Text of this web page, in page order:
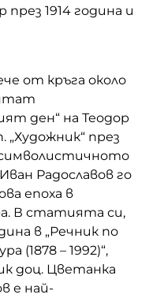
1914 година и
от кръга около
ден“ на Теодор
„Художник“ през
символистичното
Радославов го
епоха в
В статията си,
в „Речник по
(1878 – 1992)“,
доц. Цветанка
е най-